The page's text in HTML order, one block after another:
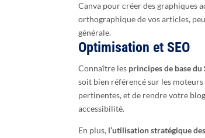
Canva pour créer des graphiques
orthographique de vos articles,
générale.
Optimisation et SEO
Connaître les principes de base
soit bien référencé sur les
pertinentes, et de rendre votre
accessibilité.
En plus, l’utilisation stratégique